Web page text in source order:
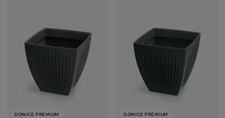
DONICE PREMIUM DONICE PREMIUM